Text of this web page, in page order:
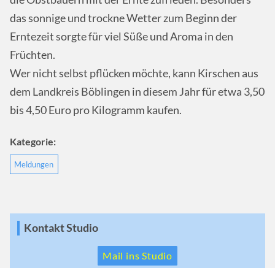
das sonnige und trockne Wetter zum Beginn der
Erntezeit sorgte für viel Süße und Aroma in den
Früchten.
Wer nicht selbst pflücken möchte, kann Kirschen aus
dem Landkreis Böblingen in diesem Jahr für etwa 3,50
bis 4,50 Euro pro Kilogramm kaufen.
Kategorie:
Meldungen
Kontakt Studio
Mail ins Studio